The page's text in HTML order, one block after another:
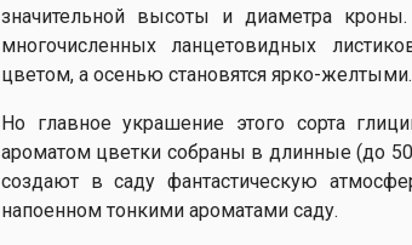
значительной высоты и диаметра
многочисленных ланцетовидных
цветом, а осенью становятся ярко-желтыми.
Но главное украшение этого сорта
ароматом цветки собраны в длинные (до
создают в саду фантастическую
напоенном тонкими ароматами саду.